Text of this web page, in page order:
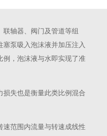
轴器、阀门及管道等组
泵吸入泡沫液并加压注入
例，泡沫液与水即实现了准
损失也是衡量此类比例混合
范围内流量与转速成线性